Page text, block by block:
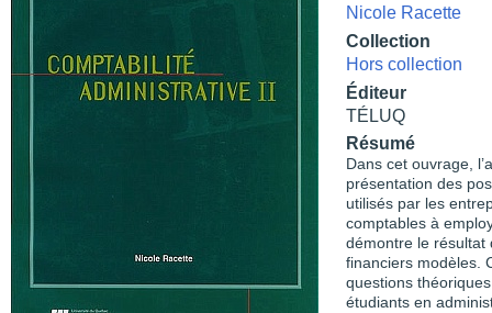
Nicole Racette
Collection
Hors collection
Éditeur
TÉLUQ
Résumé
Dans cet ouvrage,
présentation des
utilisés par les
comptables à
démontre le résultat
financiers modèles.
questions
étudiants en